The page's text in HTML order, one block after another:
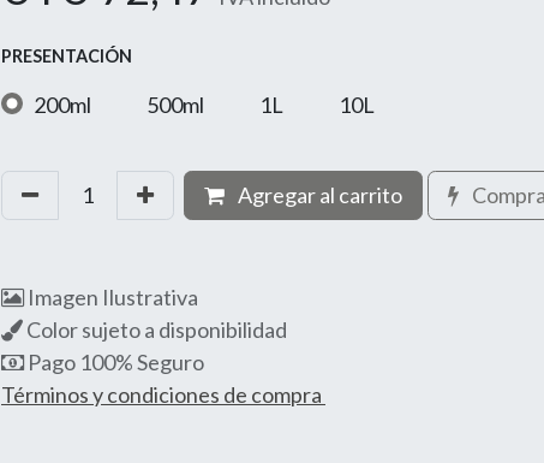
PRESENTACIÓN
200ml 500ml 1L 10L
Agregar al carrito
Imagen Ilustrativa
Color sujeto a disponibilidad
Pago 100% Seguro
Términos y condiciones de compra